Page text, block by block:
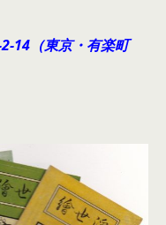
14（東京・有楽町